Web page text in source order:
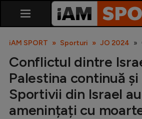
iAM SPORT Sporturi JO 2024
Conflictul dintre
Palestina continuă și
Sportivii din Israel
amenințați cu